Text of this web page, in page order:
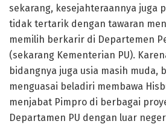
sekarang, kesejahteraannya juga
tidak tertarik dengan tawaran
memilih berkarir di Departemen
(sekarang Kementerian PU).
bidangnya juga usia masih muda,
menguasai beladiri membawa
menjabat Pimpro di berbagai
Departamen PU dengan luar